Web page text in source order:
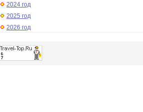
2024 год
2025 год
2026 год